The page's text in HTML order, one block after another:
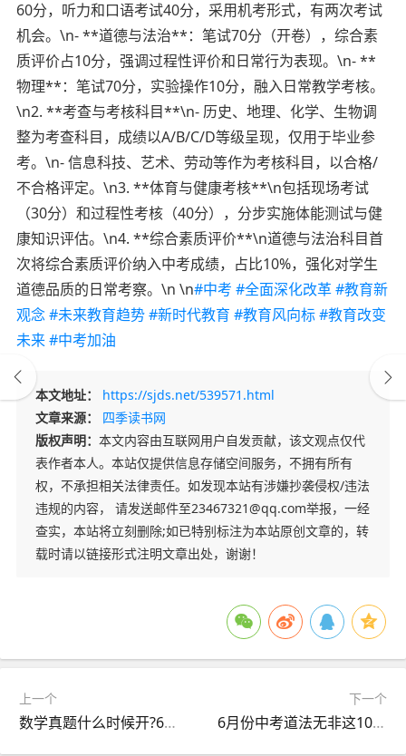
60分，听力和口语考试40分，采用机考形式，有两次考试
机会。\n- **道德与法治**：笔试70分（开卷），综合素
质评价占10分，强调过程性评价和日常行为表现。\n- **
物理**：笔试70分，实验操作10分，融入日常教学考核。
\n2. **考查与考核科目**\n- 历史、地理、化学、生物调
整为考查科目，成绩以A/B/C/D等级呈现，仅用于毕业参
考。\n- 信息科技、艺术、劳动等作为考核科目，以合格/
不合格评定。\n3. **体育与健康考核**\n包括现场考试
（30分）和过程性考核（40分），分步实施体能测试与健
康知识评估。\n4. **综合素质评价**\n道德与法治科目首
次将综合素质评价纳入中考成绩，占比10%，强化对学生
道德品质的日常考察。\n \n#中考 #全面深化改革#教育新
观念#未来教育趋势#新时代教育 #教育风向标#教育改变
未来#中考加油
本文地址：
https://sjds.net/539571.html
文章来源：
四季读书网
版权声明： 本文内容由互联网用户自发贡献，该文观点仅代
表作者本人。本站仅提供信息存储空间服务，不拥有所有
权，不承担相关法律责任。如发现本站有涉嫌抄袭侵权/违法
违规的内容， 请发送邮件至23467321@qq.com举报，一经
查实，本站将立刻删除;如已特别标注为本站原创文章的，转
载时请以链接形式注明文章出处，谢谢！
上一个
数学真题什么时候开?6月份算晚吗?
下一个
6月份中考道法无非这10个，考试就像抄答案